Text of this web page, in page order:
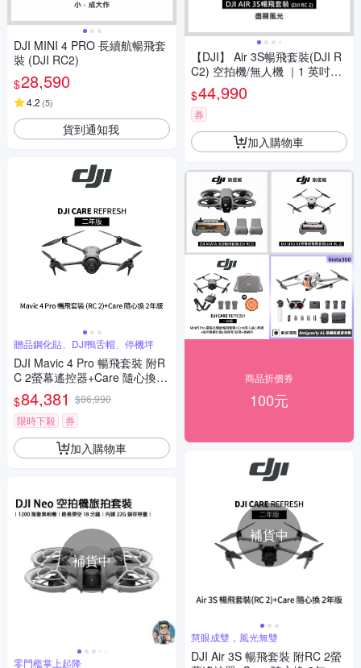
DJI MINI 4 PRO 長續航暢飛套
裝 (DJI RC2)
$28,590
4.2 (5)
貨到通知我
贈品鋼化貼、DJI鴨舌帽、停機坪
DJI Mavic 4 Pro 暢飛套裝 附R
C 2螢幕遙控器+Care 隨心換 2
年版 (聯強公司貨)
$84,381 $86,990
限時下殺
券
加入購物車
補貨中
零門檻掌上起降
【DJI】 Air 3S暢飛套裝(DJI R
C2) 空拍機/無人機 ｜1 英吋主
鏡頭｜避障升級
$44,990
券
加入購物車
商品折價券
100元
補貨中
慧眼成雙，風光無雙
DJI Air 3S 暢飛套裝 附RC 2螢